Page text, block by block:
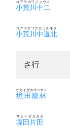
小荒川十二
コアラカワジュウニ
小荒川中道北
コアラカワナカミチキタ
さ行
境田籠林
サカイダカゴバヤシ
境田片田
サカイダカタダ